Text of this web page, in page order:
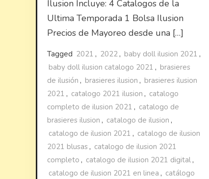
Ilusion Incluye: 4 Catalogos de la
Ultima Temporada 1 Bolsa Ilusion
Precios de Mayoreo desde una […]
Tagged 2021 , 2022 , baby doll ilusion 2021 ,
baby doll ilusion catalogo 2021 , brasieres
de ilusión , brasieres ilusion , brasieres ilusion
2021 , catalogo 2021 ilusion , catalogo
completo de ilusion 2021 , catalogo de
brasieres ilusion , catalogo de ilusion ,
catalogo de ilusion 2021 , catalogo de ilusion
2021 blusas , catalogo de ilusion 2021
completo , catalogo de ilusion 2021 digital ,
catalogo de ilusion 2021 en linea , catálogo